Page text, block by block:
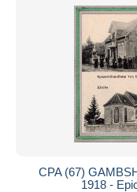
CPA (67)
1918 -